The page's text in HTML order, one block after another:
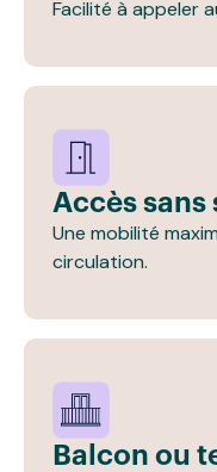
Facilité à appeler
Accès sans
Une mobilité
circulation.
Balcon ou